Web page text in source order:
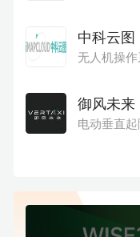
中科云图
无人机操
御风未来
电动垂直